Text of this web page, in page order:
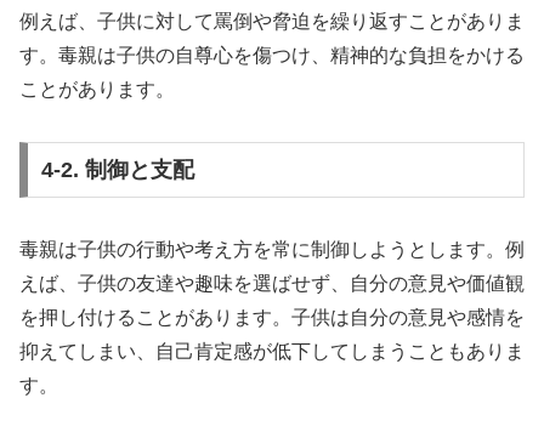
例えば、子供に対して罵倒や脅迫を繰り返すことがありま
す。毒親は子供の自尊心を傷つけ、精神的な負担をかける
ことがあります。
4-2. 制御と支配
毒親は子供の行動や考え方を常に制御しようとします。例
えば、子供の友達や趣味を選ばせず、自分の意見や価値観
を押し付けることがあります。子供は自分の意見や感情を
抑えてしまい、自己肯定感が低下してしまうこともありま
す。